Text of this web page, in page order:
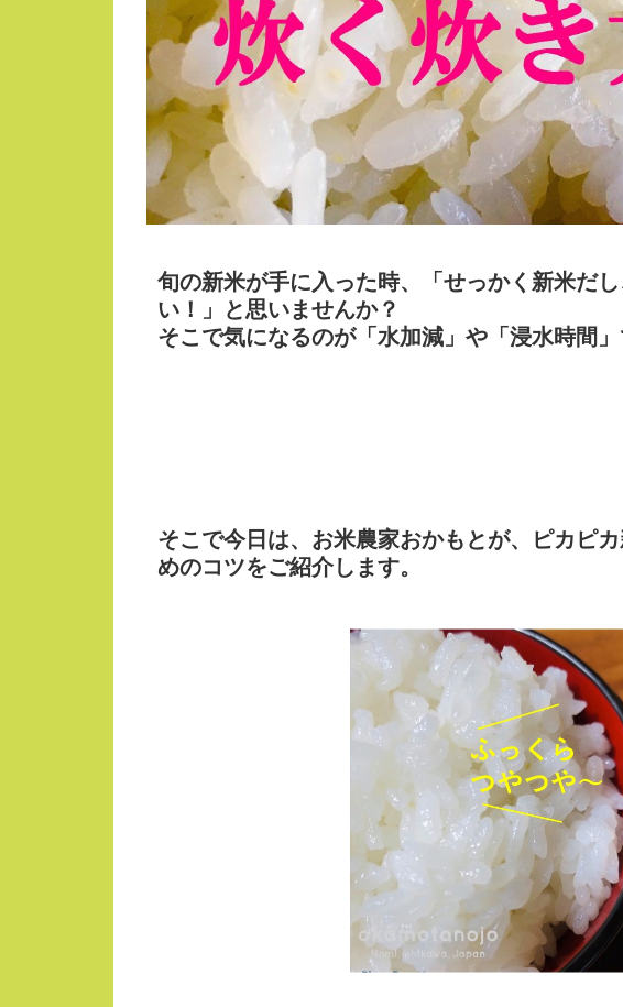
旬の新米が手に入った時、
「せっかく新米だ
い！」
と思いませんか？
そこで気になるのが「水加減」や「浸水時間」
そこで今日は、お米農家おかもとが、
ピカピ
めのコツをご紹介します。